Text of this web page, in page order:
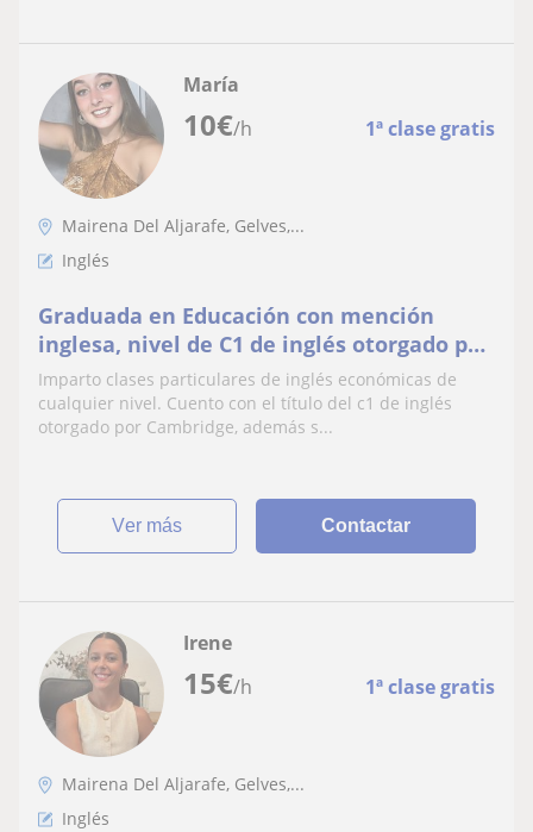
10€/h 1ª clase gratis
María
Mairena Del Aljarafe, Gelves,...
Inglés
Graduada en Educación con mención
inglesa, nivel de C1 de inglés otorgado por
Cambridge. Llevo 3 años impartiendo
clases en una academia de inglés a
diferentes niveles, adaptándome a las
Imparto clases particulares de inglés económicas de
cualquier nivel. Cuento con el título del c1 de inglés
otorgado por Cambridge, además s...
ver más Contactar
15€/h 1ª clase gratis
Irene
Mairena Del Aljarafe, Gelves,...
Inglés